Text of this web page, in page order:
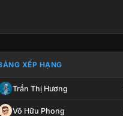
CHẾ TÀI XỬ LÝ VI PHẠM
XẾP HẠNG
Trần Thị Hương
Võ Hữu Phong